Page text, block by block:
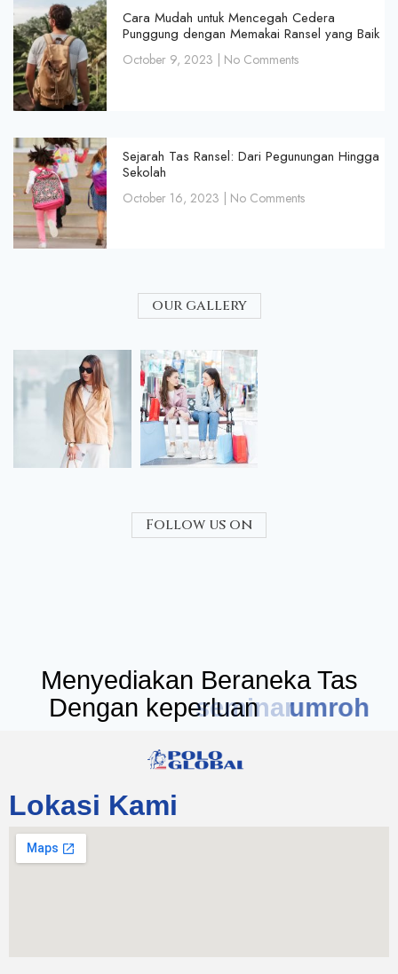
Cara Mudah untuk Mencegah Cedera
Punggung dengan Memakai Ransel yang Baik
October 9, 2023 No Comments
Sejarah Tas Ransel: Dari Pegunungan Hingga
Sekolah
October 16, 2023 No Comments
our gallery
Follow us on
Menyediakan Beraneka Tas
Dengan keperluan seminar
Lokasi Kami